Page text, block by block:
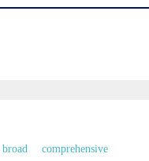
broad
comprehensive